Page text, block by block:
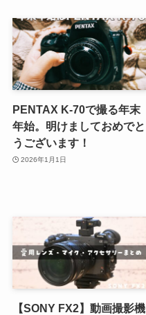
PENTAX K-70で撮る年末
年始。明けましておめでと
うございます！
2026年1月1日
【SONY FX2】動画撮影機